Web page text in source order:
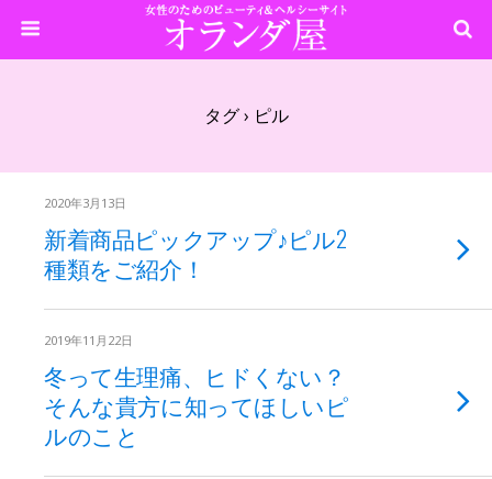
タグ › ピル
2020年3月13日
新着商品ピックアップ♪ピル2
種類をご紹介！
2019年11月22日
冬って生理痛、ヒドくない？
そんな貴方に知ってほしいピ
ルのこと